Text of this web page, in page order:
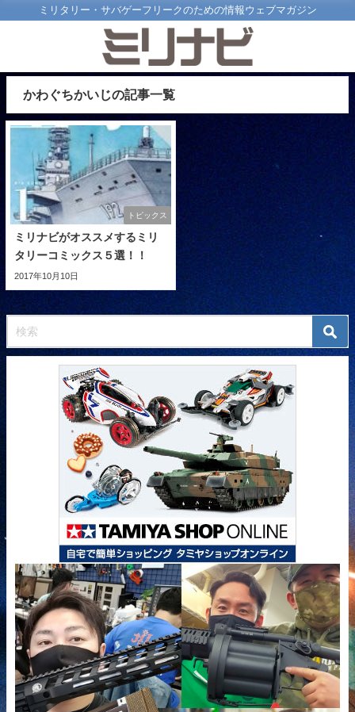
ミリタリー・サバゲーフリークのための情報ウェブマガジン
かわぐちかいじの記事一覧
トピックス
ミリナビがオススメするミリ
タリーコミックス５選！！
2017年10月10日